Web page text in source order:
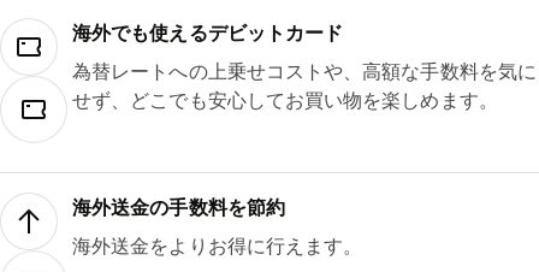
海外でも使えるデビットカード
為替レートへの上乗せコストや、高額な手数料を気に
せず、どこでも安心してお買い物を楽しめます。
海外送金の手数料を節約
海外送金をよりお得に行えます。